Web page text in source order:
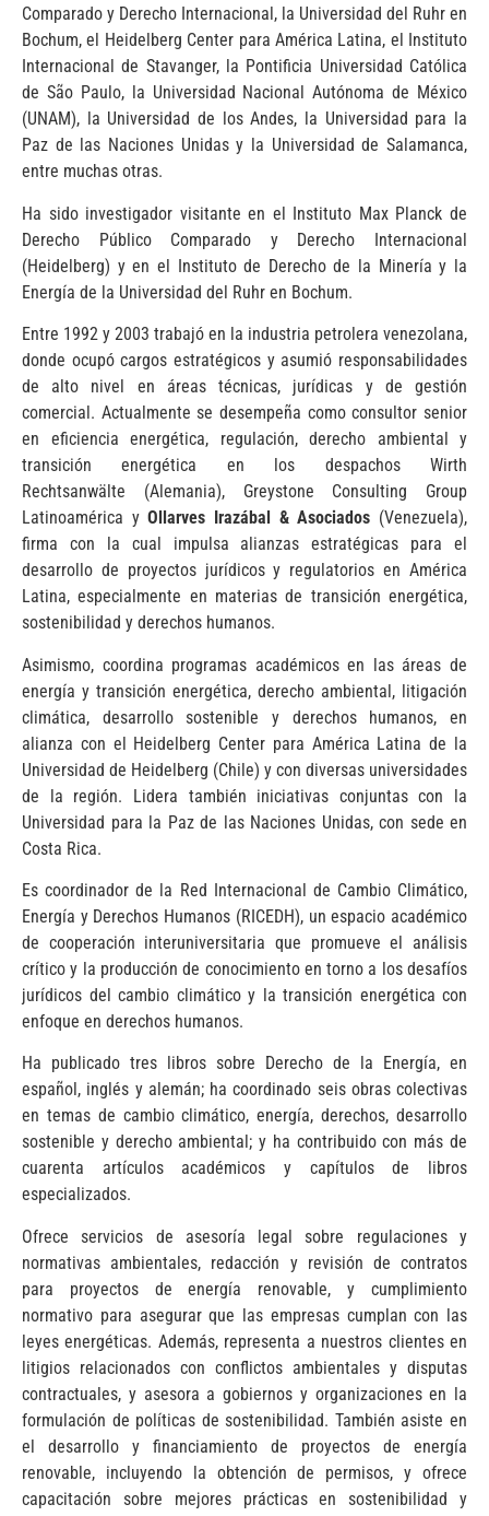
Comparado y Derecho Internacional, la Universidad del Ruhr en
Bochum, el Heidelberg Center para América Latina, el Instituto
Internacional de Stavanger, la Pontificia Universidad Católica
de São Paulo, la Universidad Nacional Autónoma de México
(UNAM), la Universidad de los Andes, la Universidad para la
Paz de las Naciones Unidas y la Universidad de Salamanca,
entre muchas otras.
Ha sido investigador visitante en el Instituto Max Planck de
Derecho Público Comparado y Derecho Internacional
(Heidelberg) y en el Instituto de Derecho de la Minería y la
Energía de la Universidad del Ruhr en Bochum.
Entre 1992 y 2003 trabajó en la industria petrolera venezolana,
donde ocupó cargos estratégicos y asumió responsabilidades
de alto nivel en áreas técnicas, jurídicas y de gestión
comercial. Actualmente se desempeña como consultor senior
en eficiencia energética, regulación, derecho ambiental y
transición energética en los despachos Wirth
Rechtsanwälte (Alemania), Greystone Consulting Group
Latinoamérica yOllarves Irazábal & Asociados (Venezuela),
firma con la cual impulsa alianzas estratégicas para el
desarrollo de proyectos jurídicos y regulatorios en América
Latina, especialmente en materias de transición energética,
sostenibilidad y derechos humanos.
Asimismo, coordina programas académicos en las áreas de
energía y transición energética, derecho ambiental, litigación
climática, desarrollo sostenible y derechos humanos, en
alianza con el Heidelberg Center para América Latina de la
Universidad de Heidelberg (Chile) y con diversas universidades
de la región. Lidera también iniciativas conjuntas con la
Universidad para la Paz de las Naciones Unidas, con sede en
Costa Rica.
Es coordinador de la Red Internacional de Cambio Climático,
Energía y Derechos Humanos (RICEDH), un espacio académico
de cooperación interuniversitaria que promueve el análisis
crítico y la producción de conocimiento en torno a los desafíos
jurídicos del cambio climático y la transición energética con
enfoque en derechos humanos.
Ha publicado tres libros sobre Derecho de la Energía, en
español, inglés y alemán; ha coordinado seis obras colectivas
en temas de cambio climático, energía, derechos, desarrollo
sostenible y derecho ambiental; y ha contribuido con más de
cuarenta artículos académicos y capítulos de libros
especializados.
Ofrece servicios de asesoría legal sobre regulaciones y
normativas ambientales, redacción y revisión de contratos
para proyectos de energía renovable, y cumplimiento
normativo para asegurar que las empresas cumplan con las
leyes energéticas. Además, representa a nuestros clientes en
litigios relacionados con conflictos ambientales y disputas
contractuales, y asesora a gobiernos y organizaciones en la
formulación de políticas de sostenibilidad. También asiste en
el desarrollo y financiamiento de proyectos de energía
renovable, incluyendo la obtención de permisos, y ofrece
capacitación sobre mejores prácticas en sostenibilidad y